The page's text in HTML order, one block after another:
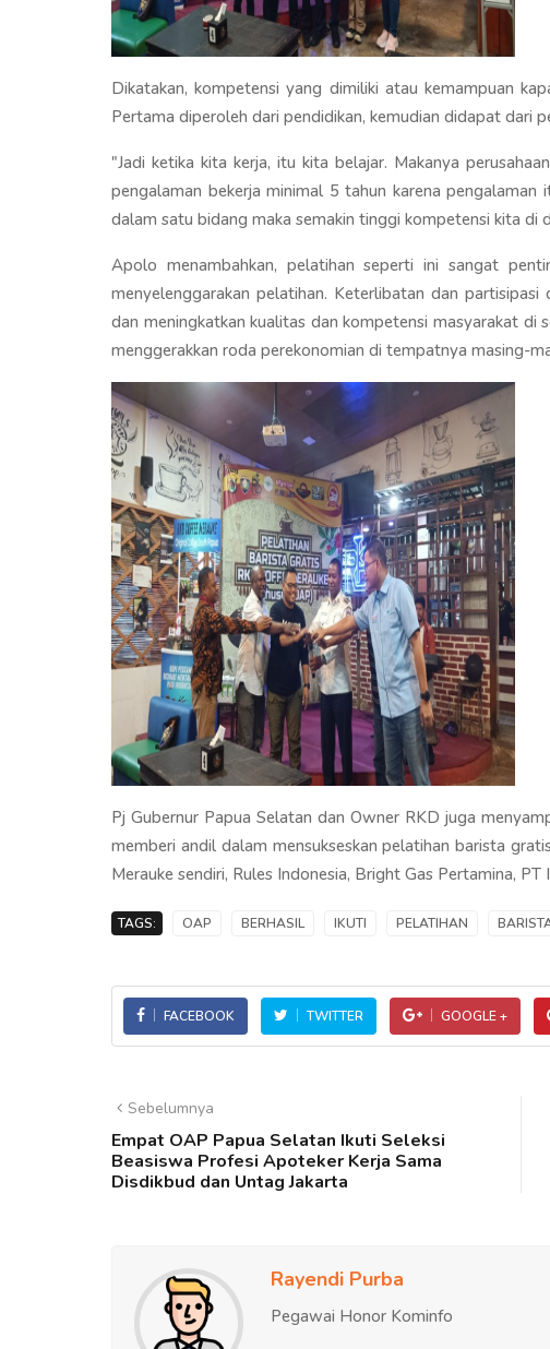
Dikatakan, kompetensi yang dimiliki atau kemampuan
Pertama diperoleh dari pendidikan, kemudian didapat dari
"Jadi ketika kita kerja, itu kita belajar. Makanya
pengalaman bekerja minimal 5 tahun karena
dalam satu bidang maka semakin tinggi kompetensi kita di
Apolo menambahkan, pelatihan seperti ini sangat
menyelenggarakan pelatihan. Keterlibatan dan
dan meningkatkan kualitas dan kompetensi masyarakat di
menggerakkan roda perekonomian di tempatnya masing-
Pj Gubernur Papua Selatan dan Owner RKD juga
memberi andil dalam mensukseskan pelatihan barista
Merauke sendiri, Rules Indonesia, Bright Gas Pertamina,
TAGS: OAP BERHASIL IKUTI PELATIHAN
FACEBOOK TWITTER GOOGLE +
Sebelumnya
Empat OAP Papua Selatan Ikuti Seleksi
Beasiswa Profesi Apoteker Kerja Sama
Disdikbud dan Untag Jakarta
Rayendi Purba
Pegawai Honor Kominfo